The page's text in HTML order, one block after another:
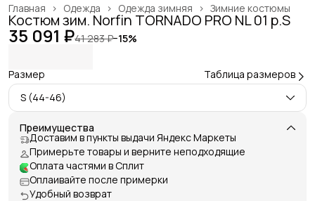
Зимние костюмы
Одежда зимняя ›
Одежда ›
Главная ›
Костюм зим. Norfin TORNADO PRO NL 01 р.S
35 091 ₽41 283 ₽−15%
Размер
Таблица размеров
S (44-46)
Преимущества
Доставим в пункты выдачи Яндекс Маркеты
Примерьте товары и верните неподходящие
Оплата частями в Сплит
Оплаивайте после примерки
Удобный возврат